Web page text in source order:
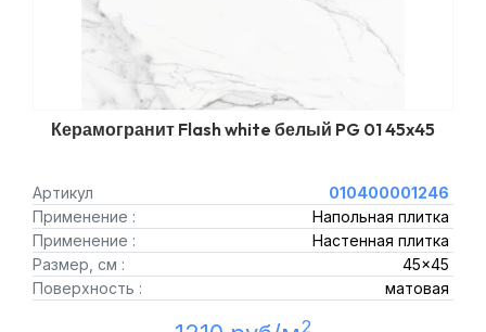
Керамогранит Flash white белый PG 01 45x45
Артикул
010400001246
Применение :
Напольная плитка
Применение :
Настенная плитка
Размер, см :
45x45
Поверхность :
матовая
2